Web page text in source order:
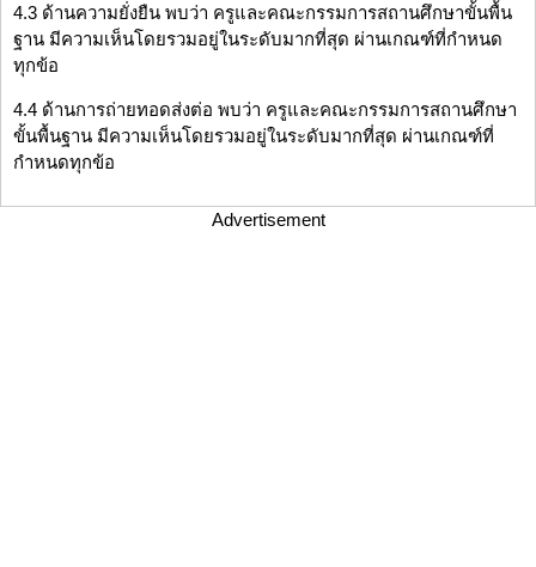
4.3 ด้านความยั่งยืน พบว่า ครูและคณะกรรมการสถานศึกษาขั้นพื้น
ฐาน มีความเห็นโดยรวมอยู่ในระดับมากที่สุด ผ่านเกณฑ์ที่กำหนด
ทุกข้อ
4.4 ด้านการถ่ายทอดส่งต่อ พบว่า ครูและคณะกรรมการสถานศึกษา
ขั้นพื้นฐาน มีความเห็นโดยรวมอยู่ในระดับมากที่สุด ผ่านเกณฑ์ที่
กำหนดทุกข้อ
Advertisement